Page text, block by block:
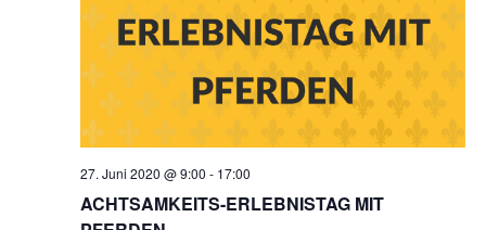
27. Juni 2020 @ 9:00 - 17:00
ACHTSAMKEITS-ERLEBNISTAG MIT